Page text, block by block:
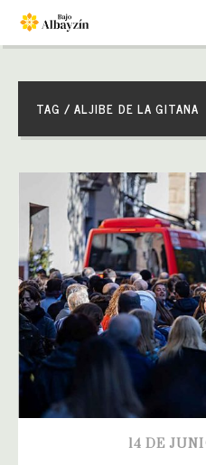
TAG / ALJIBE DE LA GITANA
14 DE